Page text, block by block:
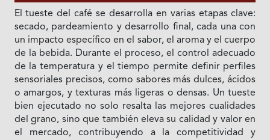
El tueste del café se desarrolla en varias etapas clave:
secado, pardeamiento y desarrollo final, cada una con
un impacto específico en el sabor, el aroma y el cuerpo
de la bebida. Durante el proceso, el control adecuado
de la temperatura y el tiempo permite definir perfiles
sensoriales precisos, como sabores más dulces, ácidos
o amargos, y texturas más ligeras o densas. Un tueste
bien ejecutado no solo resalta las mejores cualidades
del grano, sino que también eleva su calidad y valor en
el mercado, contribuyendo a la competitividad y